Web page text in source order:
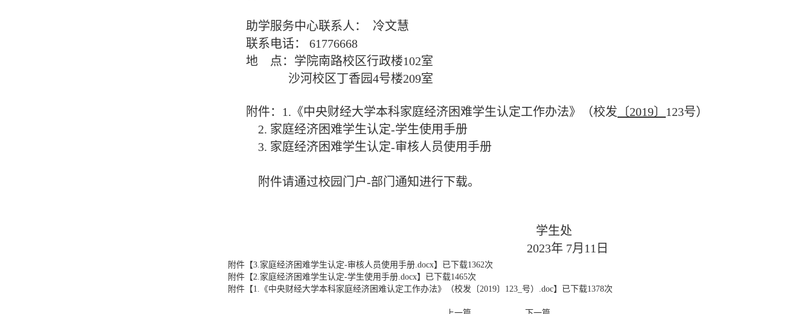
助学服务中心联系人： 冷文慧
联系电话： 61776668
地 点：学院南路校区行政楼102室
沙河校区丁香园4号楼209室
附件：1.《中央财经大学本科家庭经济困难学生认定工作办法》（校发 〔2019〕 123号）
2. 家庭经济困难学生认定-学生使用手册
3. 家庭经济困难学生认定-审核人员使用手册
附件请通过校园门户-部门通知进行下载。
学生处
2023年 7月11日
附件【3.家庭经济困难学生认定-审核人员使用手册.docx】已下载1362次
附件【2.家庭经济困难学生认定-学生使用手册.docx】已下载1465次
附件【1.《中央财经大学本科家庭经济困难认定工作办法》（校发〔2019〕123_号）.doc】已下载1378次